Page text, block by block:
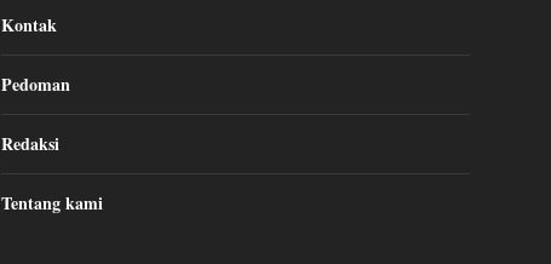
Kontak
Pedoman
Redaksi
Tentang kami